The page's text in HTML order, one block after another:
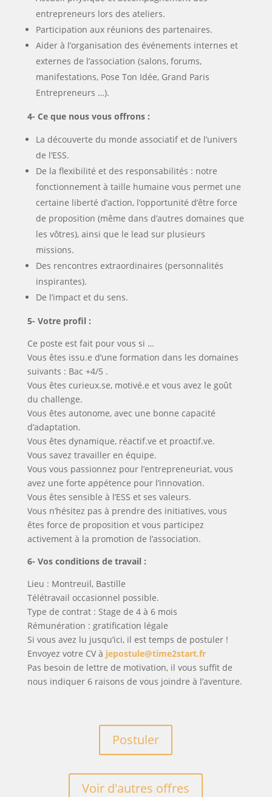
entrepreneurs lors des ateliers.
Participation aux réunions des partenaires.
Aider à l’organisation des événements internes et
externes de l’association (salons, forums,
manifestations, Pose Ton Idée, Grand Paris
Entrepreneurs …).
4- Ce que nous vous offrons :
La découverte du monde associatif et de l’univers
de l’ESS.
De la flexibilité et des responsabilités : notre
fonctionnement à taille humaine vous permet une
certaine liberté d’action, l’opportunité d’être force
de proposition (même dans d’autres domaines que
les vôtres), ainsi que le lead sur plusieurs
missions.
Des rencontres extraordinaires (personnalités
inspirantes).
De l’impact et du sens.
5- Votre profil :
Ce poste est fait pour vous si …
Vous êtes issu.e d’une formation dans les domaines
suivants : Bac +4/5 .
Vous êtes curieux.se, motivé.e et vous avez le goût
du challenge.
Vous êtes autonome, avec une bonne capacité
d’adaptation.
Vous êtes dynamique, réactif.ve et proactif.ve.
Vous savez travailler en équipe.
Vous vous passionnez pour l’entrepreneuriat, vous
avez une forte appétence pour l’innovation.
Vous êtes sensible à l’ESS et ses valeurs.
Vous n’hésitez pas à prendre des initiatives, vous
êtes force de proposition et vous participez
activement à la promotion de l’association.
6- Vos conditions de travail :
Lieu : Montreuil, Bastille
Télétravail occasionnel possible.
Type de contrat : Stage de 4 à 6 mois
Rémunération : gratification légale
Si vous avez lu jusqu’ici, il est temps de postuler !
Envoyez votre CV à jepostule@time2start.fr
Pas besoin de lettre de motivation, il vous suffit de
nous indiquer 6 raisons de vous joindre à l’aventure.
Postuler
Voir d'autres offres